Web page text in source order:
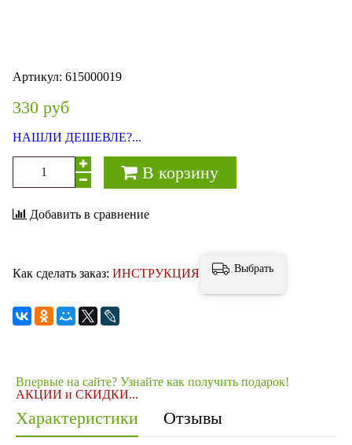
Артикул: 615000019
330 руб
НАШЛИ ДЕШЕВЛЕ?...
В корзину
Добавить в сравнение
Как сделать заказ: ИНСТРУКЦИЯ Выбрать
Впервые на сайте? Узнайте как получить подарок!
АКЦИИ и СКИДКИ...
Характеристики Отзывы